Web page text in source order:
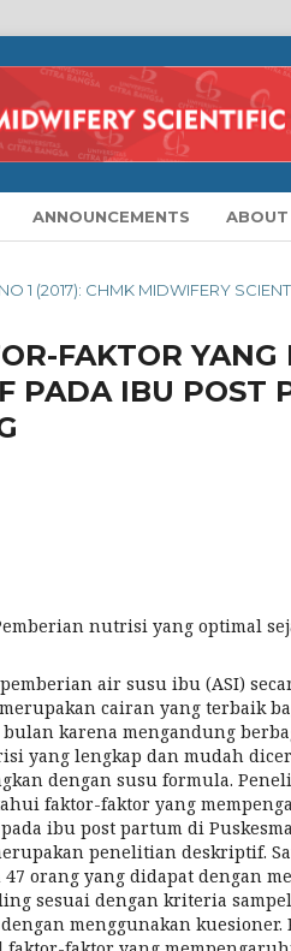
ANNOUNCEMENTS ABOUT
1 (2017): CHMK MIDWIFERY
FAKTOR
PADA IBU POST
nutrisi yang optimal
air susu ibu (ASI)
cairan yang terbaik
karena mengandung
yang lengkap dan mudah
dengan susu formula.
faktor-faktor yang
ibu post partum di
penelitian deskriptif.
orang yang didapat dengan
sesuai dengan kriteria
menggunakan